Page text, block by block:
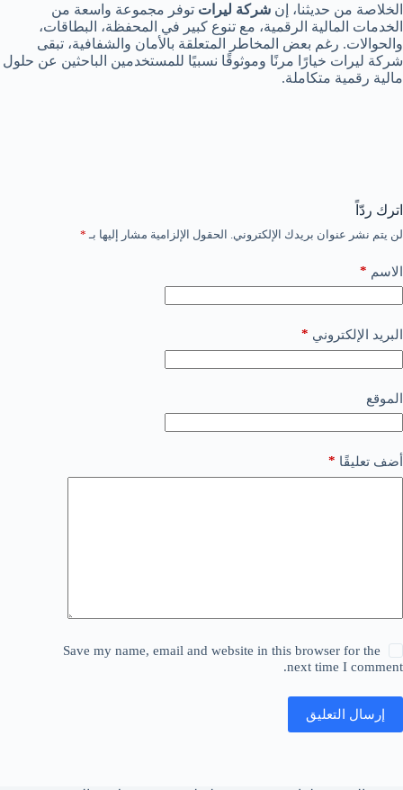
الخلاصة من حديثنا، إن شركة ليرات توفر مجموعة واسعة من
الخدمات المالية الرقمية، مع تنوع كبير في المحفظة، البطاقات،
والحوالات. رغم بعض المخاطر المتعلقة بالأمان والشفافية، تبقى
شركة ليرات خيارًا مرنًا وموثوقًا نسبيًا للمستخدمين الباحثين عن حلول
مالية رقمية متكاملة.
اترك ردّاً
لن يتم نشر عنوان بريدك الإلكتروني. الحقول الإلزامية مشار إليها بـ *
الاسم *
البريد الإلكتروني *
الموقع
أضف تعليقًا *
Save my name, email and website in this browser for the
next time I comment.
إرسال التعليق